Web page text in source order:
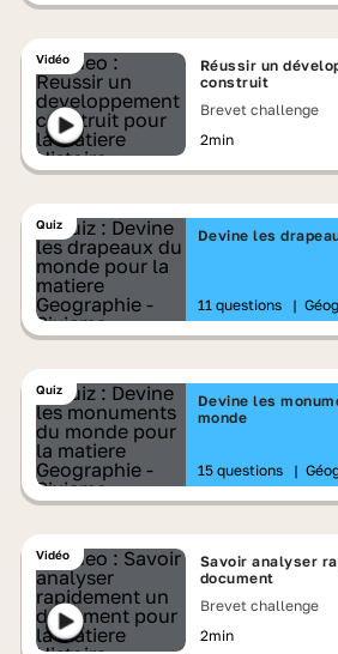
Vidéo
Réussir un
construit
Brevet challenge
2min
Quiz
Devine les
11 questions |
Quiz
Devine les
monde
15 questions |
Vidéo
Savoir analyser
document
Brevet challenge
2min